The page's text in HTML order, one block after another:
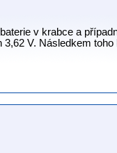
v krabce a
V. Následkem